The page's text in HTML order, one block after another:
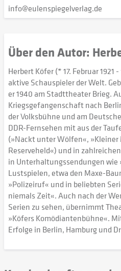
info@eulenspiegelverlag.de
Über den Autor:
Herbert Köfer (* 17. Februar 1921
aktive Schauspieler der Welt.
er 1940 am Stadttheater Brieg.
Kriegsgefangenschaft nach
der Volksbühne und am
DDR-Fernsehen mit aus der
(»Nackt unter Wölfen«, »Kleiner
Reserveheld«) und in
in Unterhaltungssendungen wie
Lustspielen, etwa den Maxe-
»Polizeiruf« und in beliebten
niemals Zeit«. Auch nach der
Serien zu sehen, übernimmt
»Köfers Komödiantenbühne«.
Erfolge in Berlin, Hamburg und